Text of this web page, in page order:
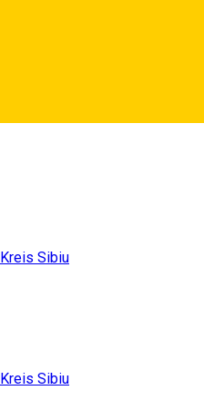
Kreis Sibiu
Kreis Sibiu